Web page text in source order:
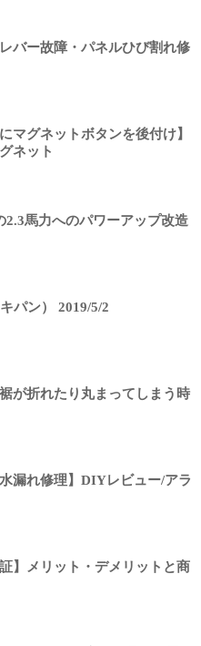
バー故障・パネルひび割れ修
マグネットボタンを後付け】
ネット
2.3馬力へのパワーアップ改造
パン） 2019/5/2
が折れたり丸まってしまう時
漏れ修理】DIYレビュー/アラ
】メリット・デメリットと商